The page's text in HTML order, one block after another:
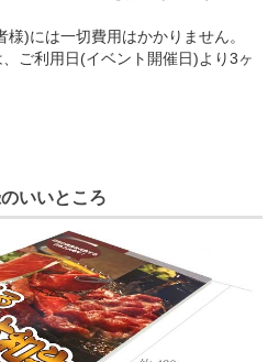
)には一切費用はかかりません。
ご利用日(イベント開催日)より3ヶ
いいところ